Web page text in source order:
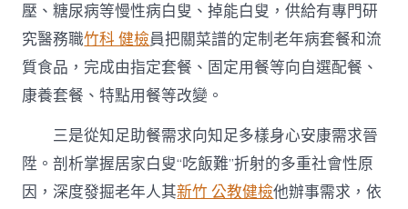
壓、糖尿病等慢性病白叟、掉能白叟，供給有專門研
究醫務職竹科 健檢員把關菜譜的定制老年病套餐和流
質食品，完成由指定套餐、固定用餐等向自選配餐、
康養套餐、特點用餐等改變。
三是從知足助餐需求向知足多樣身心安康需求晉
陞。剖析掌握居家白叟“吃飯難”折射的多重社會性原
因，深度發掘老年人其新竹 公教健檢他辦事需求，依